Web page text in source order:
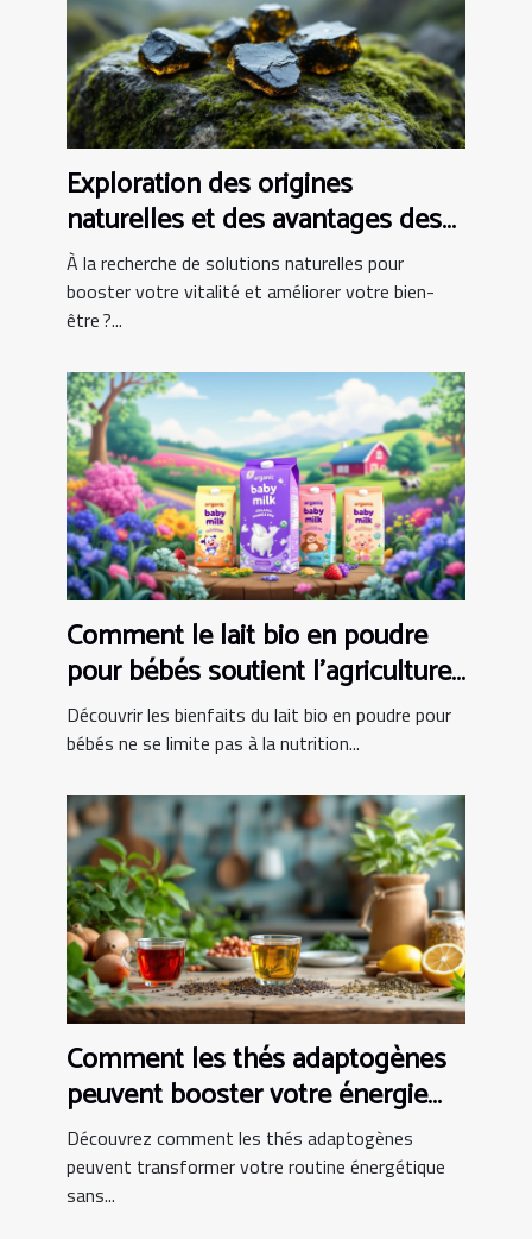
Exploration des origines
naturelles et des avantages des
capsules de Shilajit
À la recherche de solutions naturelles pour
booster votre vitalité et améliorer votre bien-
être ?...
Comment le lait bio en poudre
pour bébés soutient l'agriculture
locale ?
Découvrir les bienfaits du lait bio en poudre pour
bébés ne se limite pas à la nutrition...
Comment les thés adaptogènes
peuvent booster votre énergie
sans les inconvénients du café ?
Découvrez comment les thés adaptogènes
peuvent transformer votre routine énergétique
sans...